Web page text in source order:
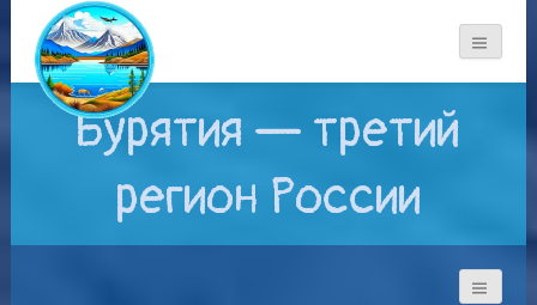
Бурятия — третий
регион России